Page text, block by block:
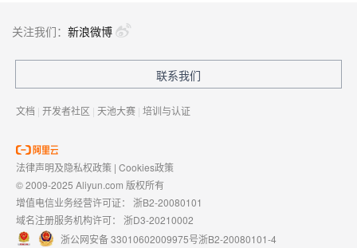
关注我们： 新浪微博
联系我们
文档 | 开发者社区 | 天池大赛 | 培训与认证
法律声明及隐私权政策 | Cookies政策
© 2009-2025 Aliyun.com 版权所有
增值电信业务经营许可证： 浙B2-20080101
域名注册服务机构许可： 浙D3-20210002
浙公网安备 33010602009975号浙B2-20080101-4